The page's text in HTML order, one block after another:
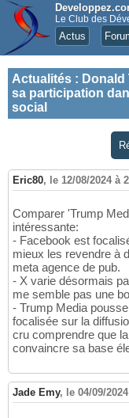
Le Club des
Actus
Actualités :
sa participation
social
Eric80, le 12/08/2024 à
Comparer 'Trump
intéressante:
- Facebook est
mieux les revendre à
meta agence de pub.
- X varie désormais
me semble pas une
- Trump Media
focalisée sur la
cru comprendre que
convaincre sa base
Jade Emy, le 04/09/